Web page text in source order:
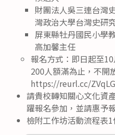
財團法人吳三連台灣
灣政治大學台灣史研
屏東縣牡丹國民小學
高加馨主任
報名方式：即日起至
200人額滿為止，不開
https://reurl.cc/
請貴校轉知關心文化資
躍報名參加，並請惠予
檢附工作坊活動流程表1